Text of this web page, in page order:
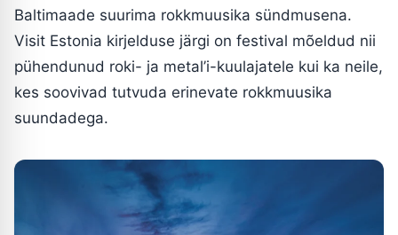
Baltimaade suurima rokkmuusika sündmusena.
Visit Estonia kirjelduse järgi on festival mõeldud nii
pühendunud roki- ja metal’i-kuulajatele kui ka neile,
kes soovivad tutvuda erinevate rokkmuusika
suundadega.